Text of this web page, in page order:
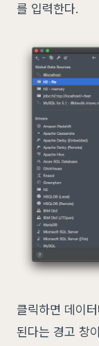
를 입력한다.
클릭하면 데이
된다는 경고 창